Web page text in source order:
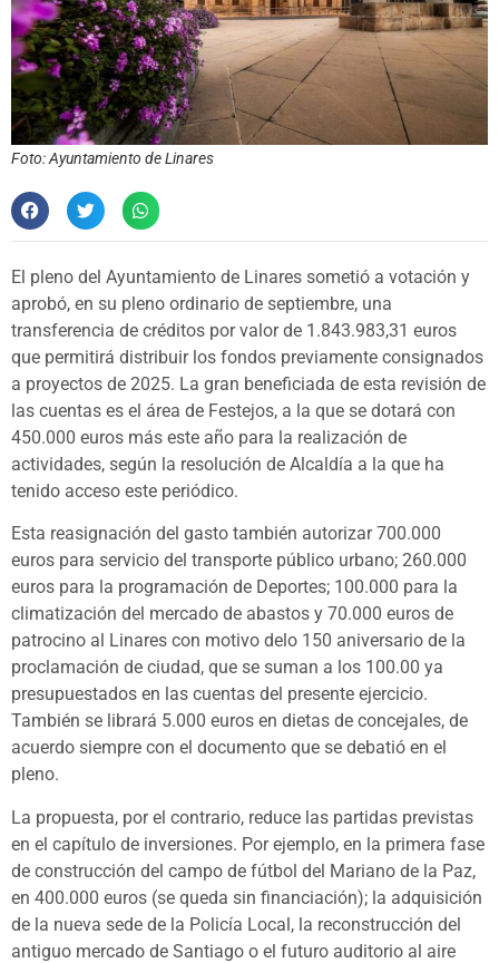
Foto: Ayuntamiento de Linares
El pleno del Ayuntamiento de Linares sometió a votación y
aprobó, en su pleno ordinario de septiembre, una
transferencia de créditos por valor de 1.843.983,31 euros
que permitirá distribuir los fondos previamente consignados
a proyectos de 2025. La gran beneficiada de esta revisión de
las cuentas es el área de Festejos, a la que se dotará con
450.000 euros más este año para la realización de
actividades, según la resolución de Alcaldía a la que ha
tenido acceso este periódico.
Esta reasignación del gasto también autorizar 700.000
euros para servicio del transporte público urbano; 260.000
euros para la programación de Deportes; 100.000 para la
climatización del mercado de abastos y 70.000 euros de
patrocino al Linares con motivo delo 150 aniversario de la
proclamación de ciudad, que se suman a los 100.00 ya
presupuestados en las cuentas del presente ejercicio.
También se librará 5.000 euros en dietas de concejales, de
acuerdo siempre con el documento que se debatió en el
pleno.
La propuesta, por el contrario, reduce las partidas previstas
en el capítulo de inversiones. Por ejemplo, en la primera fase
de construcción del campo de fútbol del Mariano de la Paz,
en 400.000 euros (se queda sin financiación); la adquisición
de la nueva sede de la Policía Local, la reconstrucción del
antiguo mercado de Santiago o el futuro auditorio al aire